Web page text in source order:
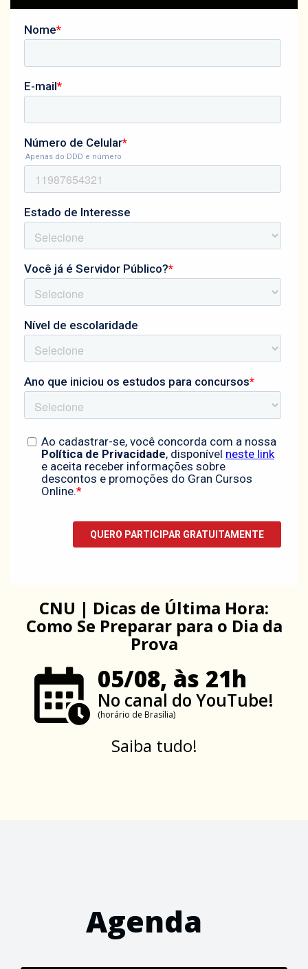
CNU | Dicas de Última Hora:
Como Se Preparar para o Dia da
Prova
05/08, às 21h
No canal do YouTube!
(horário de Brasília)
Saiba tudo!
Agenda